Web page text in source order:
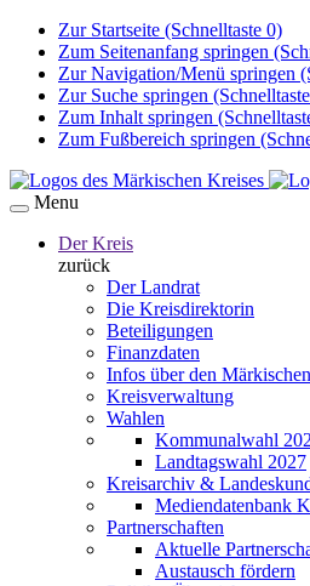
Zur Startseite (Schnelltaste 0)
Zum Seitenanfang springen
Zur Navigation/Menü springen
Zur Suche springen
Zum Inhalt springen
Zum Fußbereich springen
Menu
Der Kreis
zurück
Der Landrat
Die Kreisdirektorin
Beteiligungen
Finanzdaten
Infos über den
Kreisverwaltung
Wahlen
Kommunalwahl
Landtagswahl 2027
Kreisarchiv &
Mediendatenbank
Partnerschaften
Aktuelle
Austausch fördern